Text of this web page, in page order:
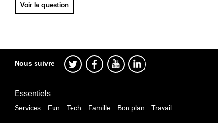
Voir la question
Nous suivre
Essentiels
Services Fun Tech Famille Bon plan Travail